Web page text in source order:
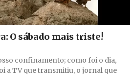
O sábado mais triste!
confinamento; como foi o dia,
a TV que transmitiu, o jornal que